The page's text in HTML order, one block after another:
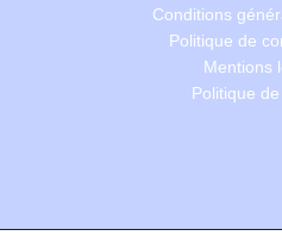
Conditions
Politique de
Mentions
Politique